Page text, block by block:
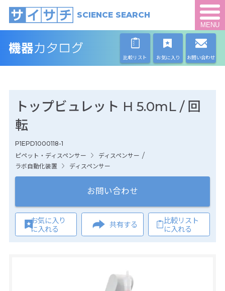
SCIENCE SEARCH
MENU
比較リスト お気に入り お問い合わせ
トップビュレット H 5.0mL / 回
転
P1EPD1000118-1
ピペット・ディスペンサー
ディスペンサー /
ラボ自動化装置 ディスペンサー
お問い合わせ
お気に入り
に入れる
共有する
比較リスト
に入れる